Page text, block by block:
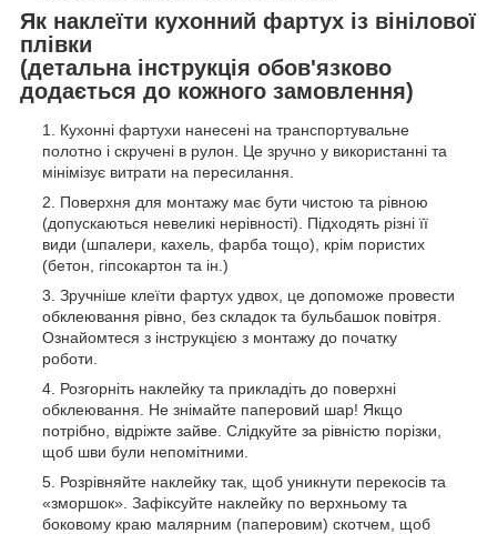
Як наклеїти кухонний фартух із вінілової
плівки
(детальна інструкція обов'язково
додається до кожного замовлення)
Кухонні фартухи нанесені на транспортувальне
полотно і скручені в рулон. Це зручно у використанні та
мінімізує витрати на пересилання.
Поверхня для монтажу має бути чистою та рівною
(допускаються невеликі нерівності). Підходять різні її
види (шпалери, кахель, фарба тощо), крім пористих
(бетон, гіпсокартон та ін.)
Зручніше клеїти фартух удвох, це допоможе провести
обклеювання рівно, без складок та бульбашок повітря.
Ознайомтеся з інструкцією з монтажу до початку
роботи.
Розгорніть наклейку та прикладіть до поверхні
обклеювання. Не знімайте паперовий шар! Якщо
потрібно, відріжте зайве. Слідкуйте за рівністю порізки,
щоб шви були непомітними.
Розрівняйте наклейку так, щоб уникнути перекосів та
«зморшок». Зафіксуйте наклейку по верхньому та
боковому краю малярним (паперовим) скотчем, щоб